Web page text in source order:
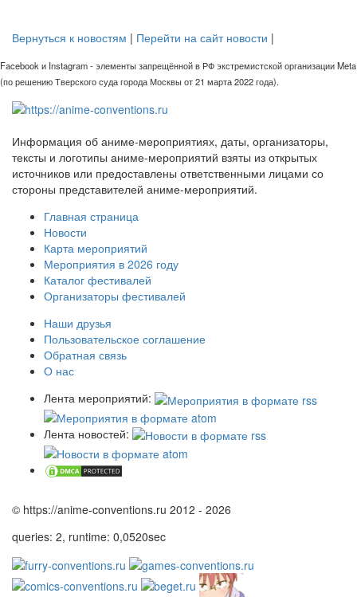
Вернуться к новостям | Перейти на сайт новости |
Facebook и Instagram - элементы запрещённой в РФ экстремистской организации Meta
(по решению Тверского суда города Москвы от 21 марта 2022 года).
Информация об аниме-мероприятиях, даты, организаторы,
тексты и логотипы аниме-мероприятий взяты из открытых
источников или предоставлены ответственными лицами со
стороны представителей аниме-мероприятий.
Главная страница
Новости
Карта мероприятий
Мероприятия в 2026 году
Каталог фестивалей
Организаторы фестивалей
Наши друзья
Пользовательское соглашение
Обратная связь
О нас
Лента мероприятий:
Лента новостей:
© https://anime-conventions.ru 2012 - 2026
queries: 2, runtime: 0,0520sec